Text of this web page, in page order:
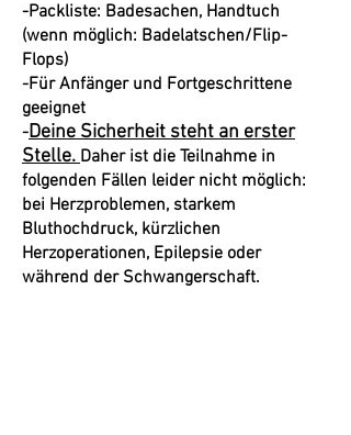
-Packliste: Badesachen, Handtuch
(wenn möglich: Badelatschen/Flip-
Flops)
-Für Anfänger und Fortgeschrittene
geeignet
-Deine Sicherheit steht an erster
Stelle. Daher ist die Teilnahme in
folgenden Fällen leider nicht möglich:
bei Herzproblemen, starkem
Bluthochdruck, kürzlichen
Herzoperationen, Epilepsie oder
während der Schwangerschaft.